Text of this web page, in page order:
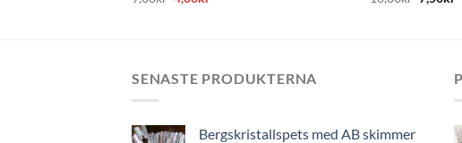
ursprungliga
SENASTE PRODUKTERNA
Bergskristallspets med AB skimmer